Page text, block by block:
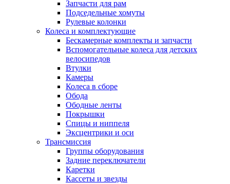
Запчасти для рам
Подседельные хомуты
Рулевые колонки
Колеса и комплектующие
Бескамерные комплекты и запчасти
Вспомогательные колеса для детских
велосипедов
Втулки
Камеры
Колеса в сборе
Обода
Ободные ленты
Покрышки
Спицы и ниппеля
Эксцентрики и оси
Трансмиссия
Группы оборудования
Задние переключатели
Каретки
Кассеты и звезды